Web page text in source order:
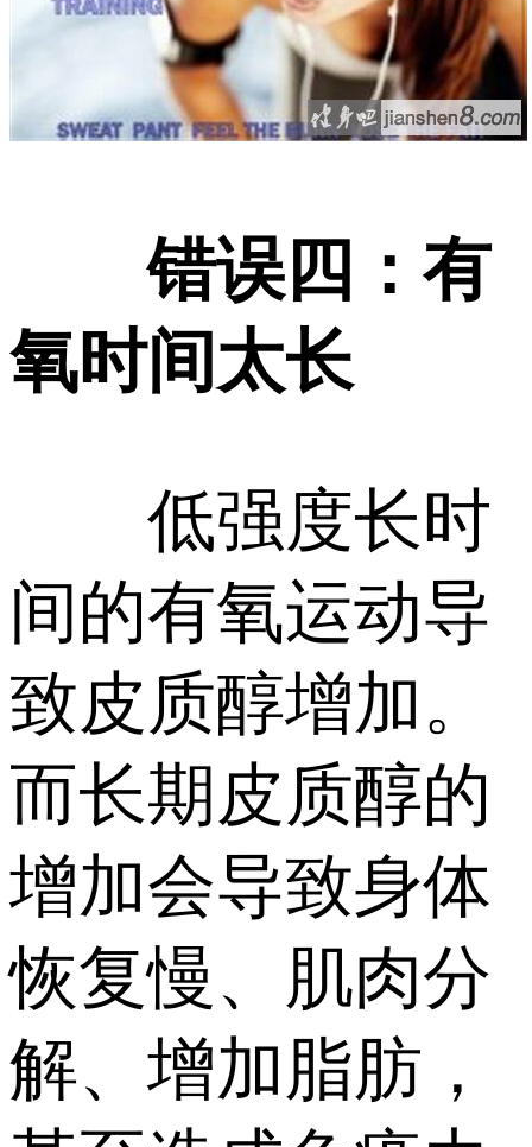
错误四：有
氧时间太长
低强度长时
间的有氧运动导
致皮质醇增加。
而长期皮质醇的
增加会导致身体
恢复慢、肌肉分
解、增加脂肪，